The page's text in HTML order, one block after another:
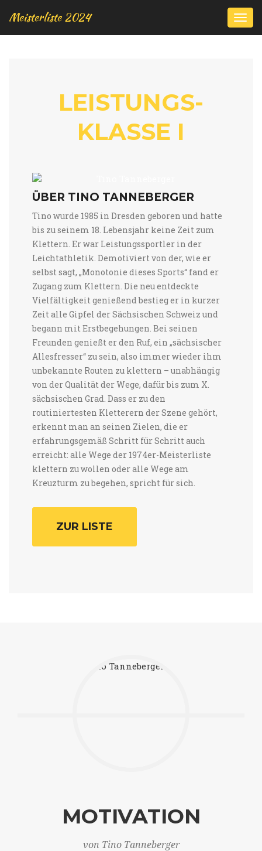
Meisterliste 2024
LEIS­TUNGS­
KLASSE I
ÜBER TINO TANNEBERGER
Tino wurde 1985 in Dresden geboren und hatte
bis zu seinem 18. Lebensjahr keine Zeit zum
Klettern. Er war Leistungssportler in der
Leichtathletik. Demotiviert von der, wie er
selbst sagt, „Monotonie dieses Sports“ fand er
Zugang zum Klettern. Die neu entdeckte
Vielfältigkeit genießend bestieg er in kurzer
Zeit alle Gipfel der Sächsischen Schweiz und
begann mit Erstbegehungen. Bei seinen
Freunden genießt er den Ruf, ein „sächsischer
Allesfresser“ zu sein, also immer wieder ihm
unbekannte Routen zu klettern – unabhängig
von der Qualität der Wege, dafür bis zum X.
sächsischen Grad. Dass er zu den
routiniertesten Kletterern der Szene gehört,
erkennt man an seinen Zielen, die er
erfahrungsgemäß Schritt für Schritt auch
erreicht: alle Wege der 1974er-Meisterliste
klettern zu wollen oder alle Wege am
Kreuzturm zu begehen, spricht für sich.
ZUR LISTE
MOTIVATION
von Tino Tanneberger